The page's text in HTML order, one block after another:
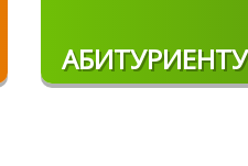
АБИТУРИЕНТУ